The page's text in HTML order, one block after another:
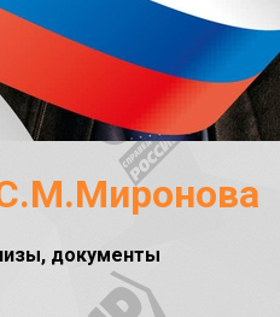
документы